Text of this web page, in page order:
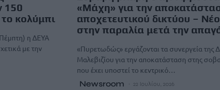
150
κολύμπι
η ΔΕΥΑ
με την
«Μάχη» για την
αποχετευτικού δικτύου –
στην παραλία μετά την
«Πυρετωδώς» εργάζονται τα συνεργεία της
Μαλεβιζίου για την αποκατάσταση στης
που έχει υποστεί το κεντρικό…
Newsroom 22 Ιουλίου, 2026